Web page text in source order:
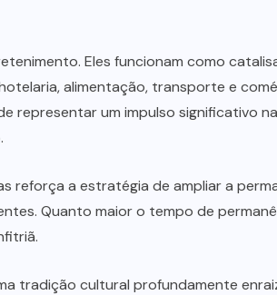
Eles funcionam como
alimentação, transporte e
representar um impulso significativo
reforça a estratégia de ampliar a
Quanto maior o tempo de
tradição cultural profundamente